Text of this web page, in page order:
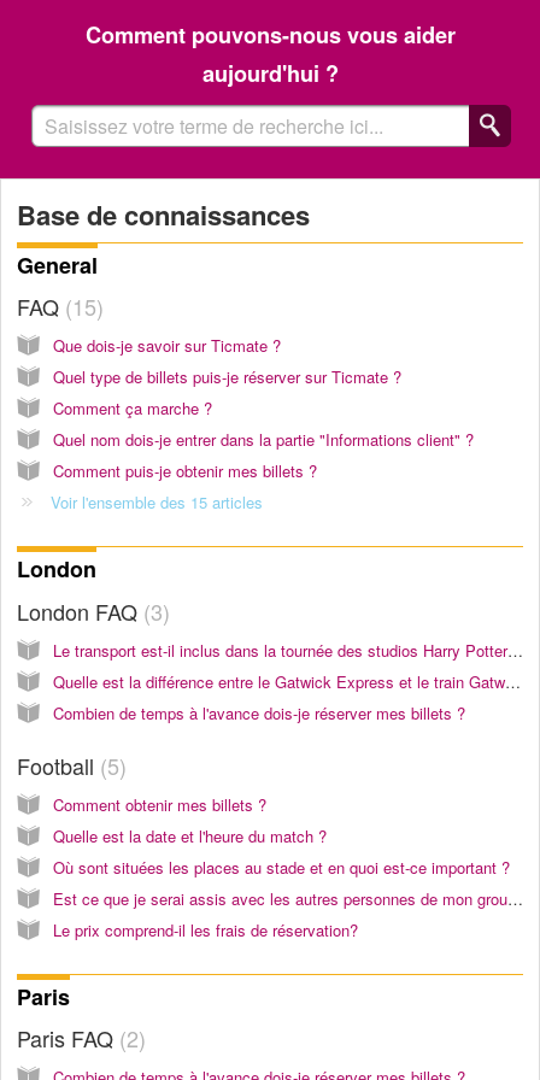
Comment pouvons-nous vous aider
aujourd'hui ?
Base de connaissances
General
FAQ 15
Que dois-je savoir sur Ticmate ?
Quel type de billets puis-je réserver sur Ticmate ?
Comment ça marche ?
Quel nom dois-je entrer dans la partie "Informations client" ?
Comment puis-je obtenir mes billets ?
Voir l'ensemble des 15 articles
London
London FAQ 3
Le transport est-il inclus dans la tournée des studios Harry Potter Warner Bros ?
Quelle est la différence entre le Gatwick Express et le train Gatwick Thameslink?
Combien de temps à l'avance dois-je réserver mes billets ?
Football 5
Comment obtenir mes billets ?
Quelle est la date et l'heure du match ?
Où sont situées les places au stade et en quoi est-ce important ?
Est ce que je serai assis avec les autres personnes de mon groupe ?
Le prix comprend-il les frais de réservation?
Paris
Paris FAQ 2